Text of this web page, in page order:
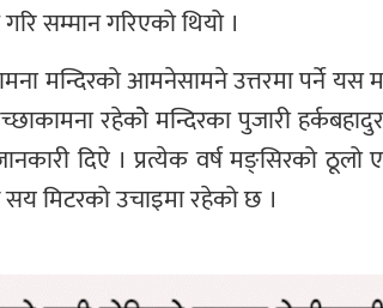
सम्मान गरिएको थियो ।
मन्दिरको आमनेसामने उत्तरमा पर्ने यस
रहेकोे मन्दिरका पुजारी
दिऐ । प्रत्येक वर्ष मङ्सिरको ठूलो
मिटरको उचाइमा रहेको छ ।